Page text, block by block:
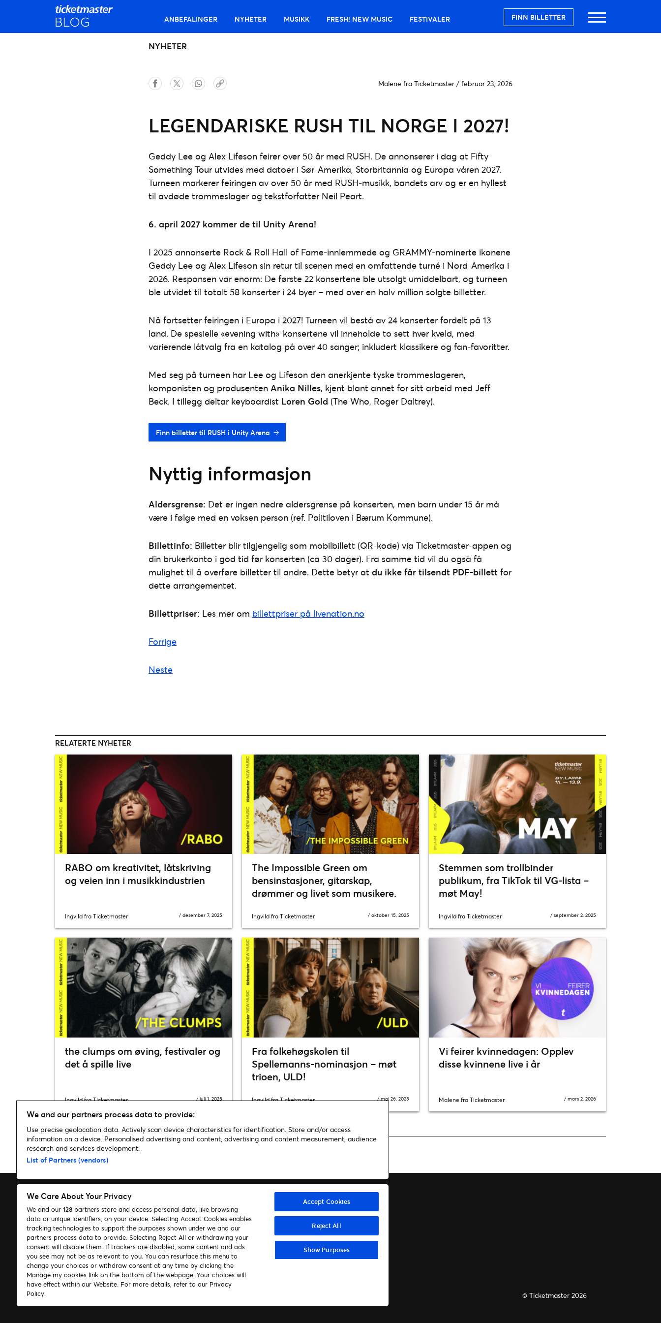
ANBEFALINGER NYHETER MUSIKK FRESH! NEW MUSIC FESTIVALER FINN BILLETTER
NYHETER
Malene fra Ticketmaster / februar 23, 2026
LEGENDARISKE RUSH TIL NORGE I 2027!
Geddy Lee og Alex Lifeson feirer over 50 år med RUSH. De annonserer i dag at Fifty
Something Tour utvides med datoer i Sør-Amerika, Storbritannia og Europa våren 2027.
Turneen markerer feiringen av over 50 år med RUSH-musikk, bandets arv og er en hyllest
til avdøde trommeslager og tekstforfatter Neil Peart.
6. april 2027 kommer de til Unity Arena!
I 2025 annonserte Rock & Roll Hall of Fame-innlemmede og GRAMMY-nominerte ikonene
Geddy Lee og Alex Lifeson sin retur til scenen med en omfattende turné i Nord-Amerika i
2026. Responsen var enorm: De første 22 konsertene ble utsolgt umiddelbart, og turneen
ble utvidet til totalt 58 konserter i 24 byer – med over en halv million solgte billetter.
Nå fortsetter feiringen i Europa i 2027! Turneen vil bestå av 24 konserter fordelt på 13
land. De spesielle «evening with»-konsertene vil inneholde to sett hver kveld, med
varierende låtvalg fra en katalog på over 40 sanger; inkludert klassikere og fan-favoritter.
Med seg på turneen har Lee og Lifeson den anerkjente tyske trommeslageren,
komponisten og produsenten Anika Nilles, kjent blant annet for sitt arbeid med Jeff
Beck. I tillegg deltar keyboardist Loren Gold (The Who, Roger Daltrey).
Finn billetter til RUSH i Unity Arena
Nyttig informasjon
Aldersgrense: Det er ingen nedre aldersgrense på konserten, men barn under 15 år må
være i følge med en voksen person (ref. Politiloven i Bærum Kommune).
Billettinfo: Billetter blir tilgjengelig som mobilbillett (QR-kode) via Ticketmaster-appen og
din brukerkonto i god tid før konserten (ca 30 dager). Fra samme tid vil du også få
mulighet til å overføre billetter til andre. Dette betyr at du ikke får tilsendt PDF-billett for
dette arrangementet.
Billettpriser: Les mer om billettpriser på livenation.no
Forrige
Neste
RELATERTE NYHETER
RABO om kreativitet, låtskriving
og veien inn i musikkindustrien
Ingvild fra Ticketmaster /desember 7, 2025
The Impossible Green om
bensinstasjoner, gitarskap,
drømmer og livet som musikere.
Ingvild fra Ticketmaster /oktober 15, 2025
Stemmen som trollbinder
publikum, fra TikTok til VG-lista –
møt May!
Ingvild fra Ticketmaster /september 2, 2025
the clumps om øving, festivaler og
det å spille live
Ingvild fra Ticketmaster /juli 1, 2025
Fra folkehøgskolen til
Spellemanns-nominasjon – møt
trioen, ULD!
Ingvild fra Ticketmaster /mai 26, 2025
Vi feirer kvinnedagen: Opplev
disse kvinnene live i år
Malene fra Ticketmaster /mars 2, 2026
Home»Nyheter» LEGENDARISKE RUSH TIL NORGE I 2027!
Søk
Administrer mine cookies
Kontakt oss
Følg oss
© Ticketmaster 2026
We and our partners process data to provide:
Use precise geolocation data. Actively scan device characteristics for identification. Store and/or access
information on a device. Personalised advertising and content, advertising and content measurement, audience
research and services development.
List of Partners (vendors)
We Care About Your Privacy
We and our 128 partners store and access personal data, like browsing
data or unique identifiers, on your device. Selecting Accept Cookies enables
tracking technologies to support the purposes shown under we and our
partners process data to provide. Selecting Reject All or withdrawing your
consent will disable them. If trackers are disabled, some content and ads
you see may not be as relevant to you. You can resurface this menu to
change your choices or withdraw consent at any time by clicking the
Manage my cookies link on the bottom of the webpage. Your choices will
have effect within our Website. For more details, refer to our Privacy
Policy.
Accept Cookies
Reject All
Show Purposes